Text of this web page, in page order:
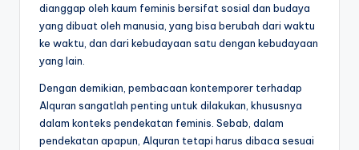
dianggap oleh kaum feminis bersifat sosial dan budaya
yang dibuat oleh manusia, yang bisa berubah dari waktu
ke waktu, dan dari kebudayaan satu dengan kebudayaan
yang lain.
Dengan demikian, pembacaan kontemporer terhadap
Alquran sangatlah penting untuk dilakukan, khususnya
dalam konteks pendekatan feminis. Sebab, dalam
pendekatan apapun, Alquran tetapi harus dibaca sesuai